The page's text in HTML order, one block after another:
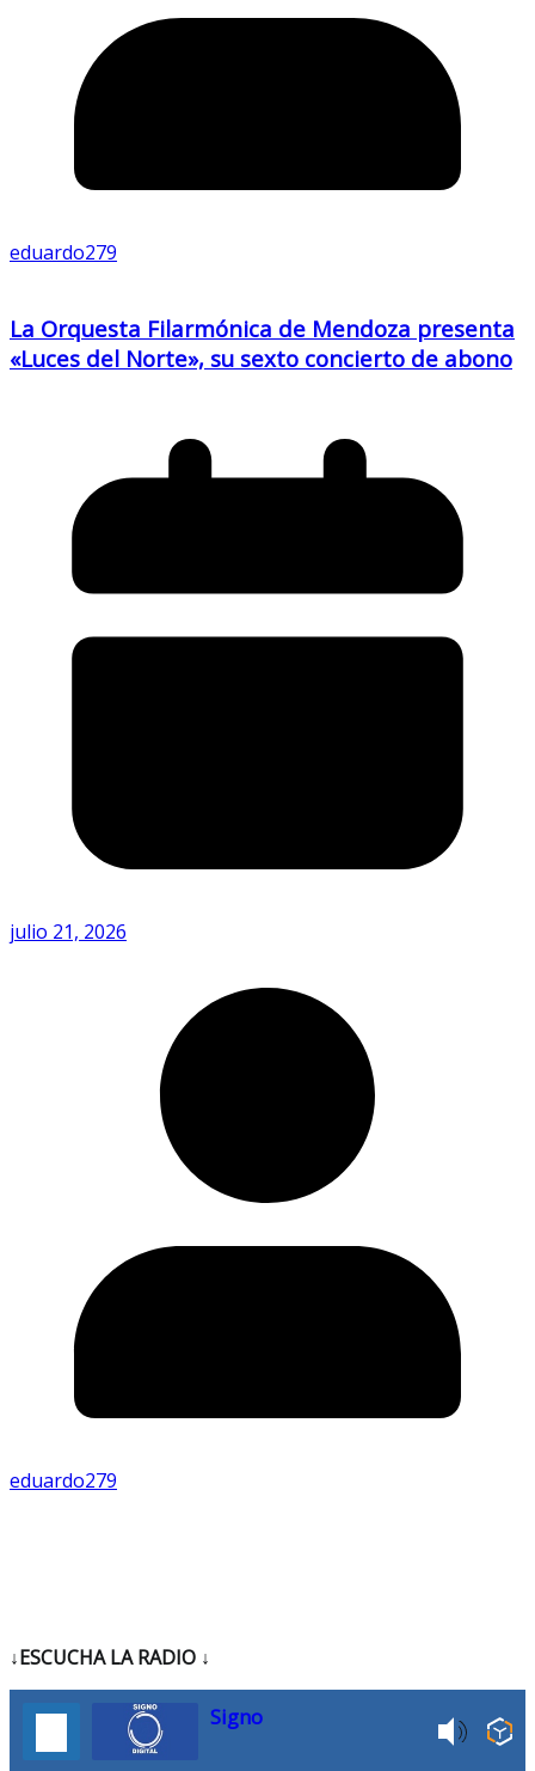
eduardo279
La Orquesta Filarmónica de Mendoza presenta
«Luces del Norte», su sexto concierto de abono
julio 21, 2026
eduardo279
↓ESCUCHA LA RADIO ↓
Signo